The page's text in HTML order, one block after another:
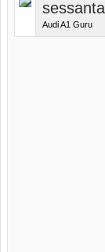
Audi A1 Guru